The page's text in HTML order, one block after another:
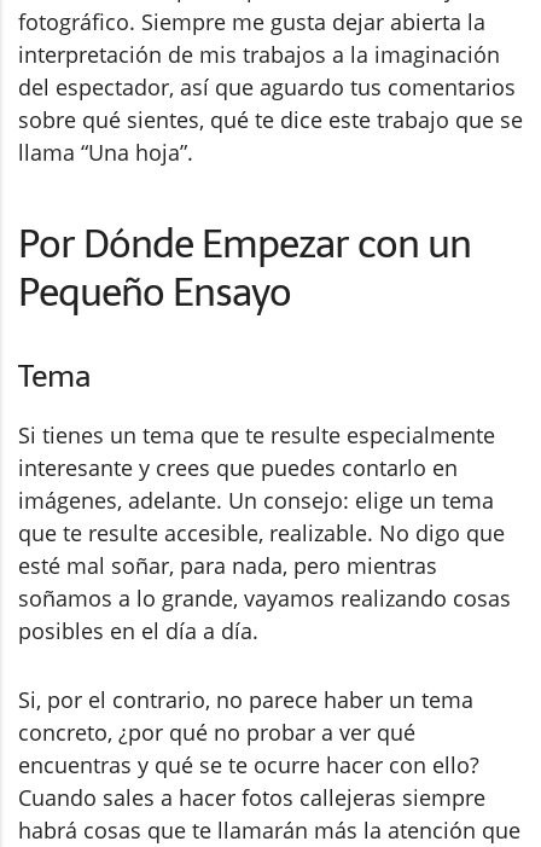
fotográfico. Siempre me gusta dejar abierta la
interpretación de mis trabajos a la imaginación
del espectador, así que aguardo tus comentarios
sobre qué sientes, qué te dice este trabajo que se
llama “Una hoja”.
Por Dónde Empezar con un
Pequeño Ensayo
Tema
Si tienes un tema que te resulte especialmente
interesante y crees que puedes contarlo en
imágenes, adelante. Un consejo: elige un tema
que te resulte accesible, realizable. No digo que
esté mal soñar, para nada, pero mientras
soñamos a lo grande, vayamos realizando cosas
posibles en el día a día.
Si, por el contrario, no parece haber un tema
concreto, ¿por qué no probar a ver qué
encuentras y qué se te ocurre hacer con ello?
Cuando sales a hacer fotos callejeras siempre
habrá cosas que te llamarán más la atención que